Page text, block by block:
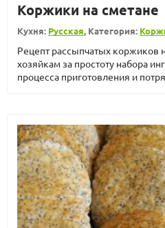
Коржики на сметане
Кухня: Русская, Категория:
Рецепт рассыпчатых коржиков
хозяйкам за простоту набора
процесса приготовления и